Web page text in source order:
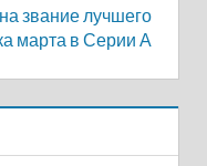
звание лучшего
марта в Серии А